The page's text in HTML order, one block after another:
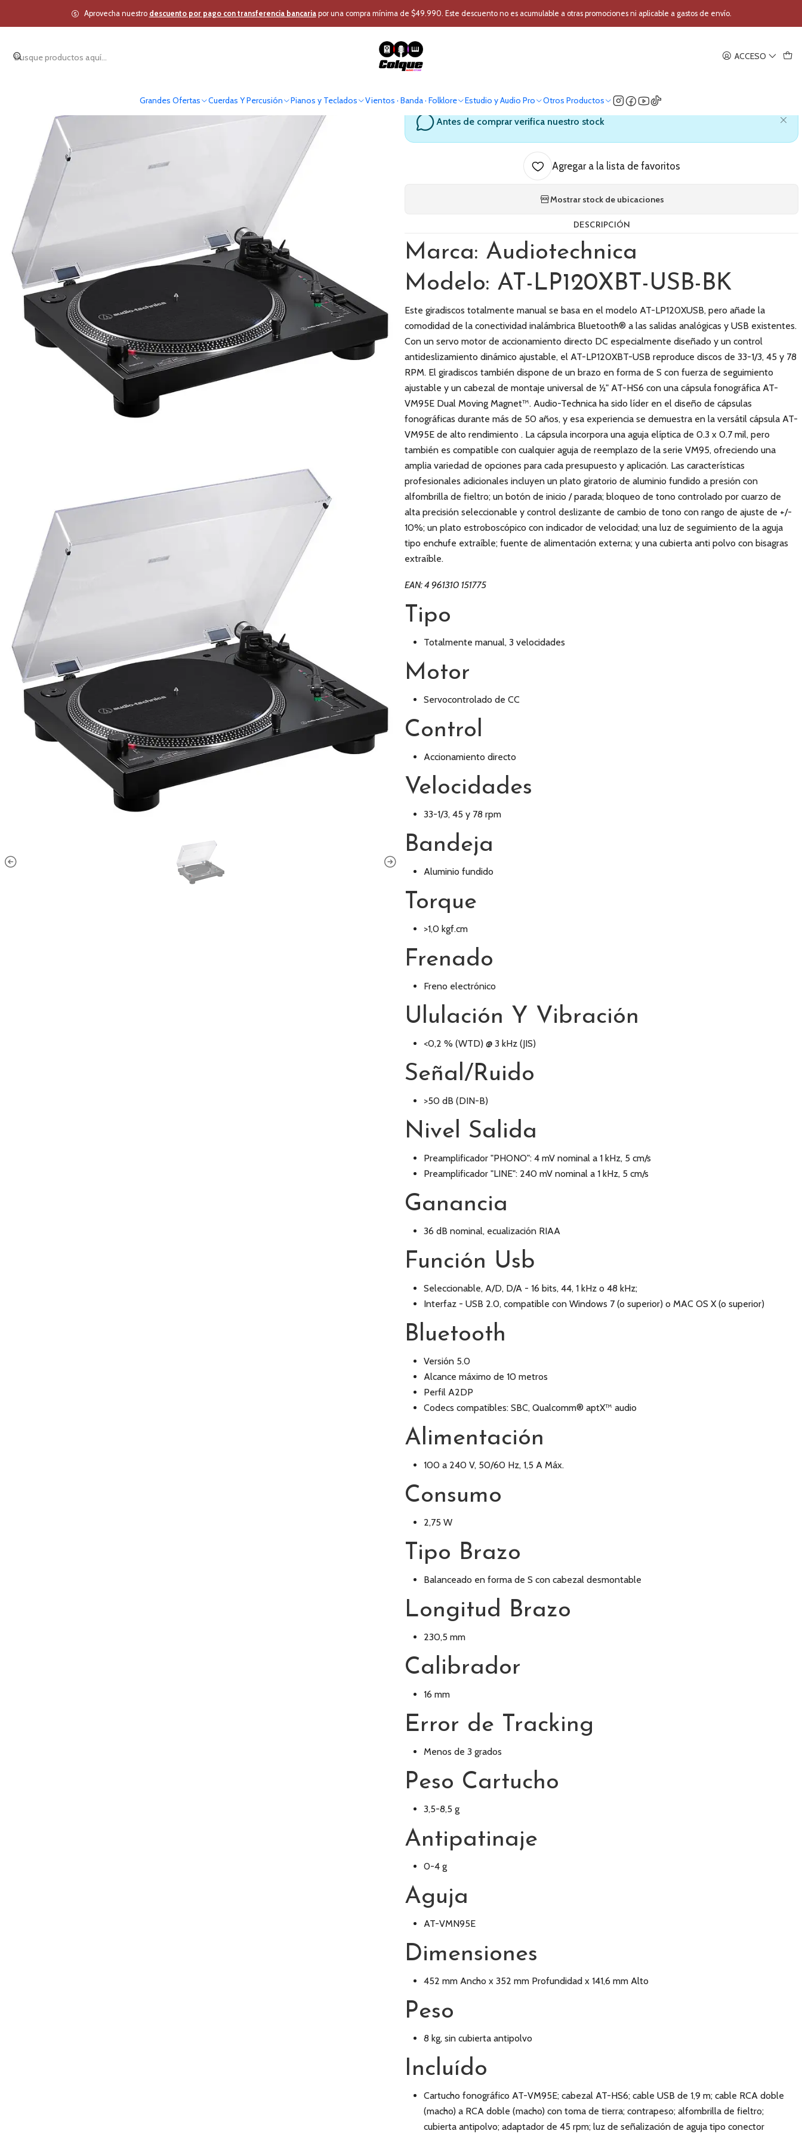
ACCESO
Grandes Ofertas Cuerdas Y Percusión Pianos y Teclados Vientos · Banda · Folklore Estudio y Audio Pro Otros Productos
Aprovecha nuestro descuento por pago con transferencia bancariapor una compra mínima de $49.990. Este descuento no es acumulable a otras promociones ni aplicable a gastos de envío.
Inicio Estudio y Audio Pro Home Estudio y DJ DJ Tornamesa Tornamesa Audiotechnica AT-LP120XBT-USB-BK
Tornamesa Audiotechnica AT-LP120XBT-USB-
Antes de comprar verifica nuestro stock
Agregar a la lista de favoritos
Mostrar stock de ubicaciones
DESCRIPCIÓN
Marca: Audiotechnica
Modelo: AT-LP120XBT-USB-BK
Este giradiscos totalmente manual se basa en el modelo AT-LP120XUSB, pero añade la
comodidad de la conectividad inalámbrica Bluetooth® a las salidas analógicas y USB existentes.
Con un servo motor de accionamiento directo DC especialmente diseñado y un control
antideslizamiento dinámico ajustable, el AT-LP120XBT-USB reproduce discos de 33-1/3, 45 y 78
RPM. El giradiscos también dispone de un brazo en forma de S con fuerza de seguimiento
ajustable y un cabezal de montaje universal de ½" AT-HS6 con una cápsula fonográfica AT-
VM95E Dual Moving Magnet™. Audio-Technica ha sido líder en el diseño de cápsulas
fonográficas durante más de 50 años, y esa experiencia se demuestra en la versátil cápsula AT-
VM95E de alto rendimiento . La cápsula incorpora una aguja elíptica de 0.3 x 0.7 mil, pero
también es compatible con cualquier aguja de reemplazo de la serie VM95, ofreciendo una
amplia variedad de opciones para cada presupuesto y aplicación. Las características
profesionales adicionales incluyen un plato giratorio de aluminio fundido a presión con
alfombrilla de fieltro; un botón de inicio / parada; bloqueo de tono controlado por cuarzo de
alta precisión seleccionable y control deslizante de cambio de tono con rango de ajuste de +/-
10%; un plato estroboscópico con indicador de velocidad; una luz de seguimiento de la aguja
tipo enchufe extraíble; fuente de alimentación externa; y una cubierta anti polvo con bisagras
extraíble.
EAN: 4 961310 151775
Tipo
Totalmente manual, 3 velocidades
Motor
Servocontrolado de CC
Control
Accionamiento directo
Velocidades
33-1/3, 45 y 78 rpm
Bandeja
Aluminio fundido
Torque
>1,0 kgf.cm
Frenado
Freno electrónico
Ululación Y Vibración
<0,2 % (WTD) @ 3 kHz (JIS)
Señal/Ruido
>50 dB (DIN-B)
Nivel Salida
Preamplificador "PHONO": 4 mV nominal a 1 kHz, 5 cm/s
Preamplificador "LINE": 240 mV nominal a 1 kHz, 5 cm/s
Ganancia
36 dB nominal, ecualización RIAA
Función Usb
Seleccionable, A/D, D/A - 16 bits, 44, 1 kHz o 48 kHz;
Interfaz - USB 2.0, compatible con Windows 7 (o superior) o MAC OS X (o superior)
Bluetooth
Versión 5.0
Alcance máximo de 10 metros
Perfil A2DP
Codecs compatibles: SBC, Qualcomm® aptX™ audio
Alimentación
100 a 240 V, 50/60 Hz, 1,5 A Máx.
Consumo
2,75 W
Tipo Brazo
Balanceado en forma de S con cabezal desmontable
Longitud Brazo
230,5 mm
Calibrador
16 mm
Error de Tracking
Menos de 3 grados
Peso Cartucho
3,5-8,5 g
Antipatinaje
0-4 g
Aguja
AT-VMN95E
Dimensiones
452 mm Ancho x 352 mm Profundidad x 141,6 mm Alto
Peso
8 kg, sin cubierta antipolvo
Incluído
Cartucho fonográfico AT-VM95E; cabezal AT-HS6; cable USB de 1,9 m; cable RCA doble
(macho) a RCA doble (macho) con toma de tierra; contrapeso; alfombrilla de fieltro;
cubierta antipolvo; adaptador de 45 rpm; luz de señalización de aguja tipo conector